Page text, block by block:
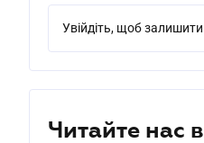
Увійдіть, щоб
Читайте нас